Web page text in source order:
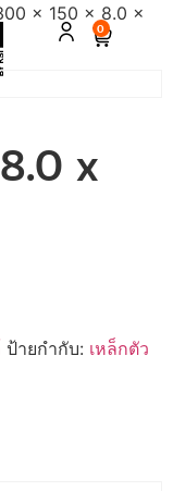
0
x 150 x 8.0 x
x
ป้ายกำกับ: เหล็กตัว